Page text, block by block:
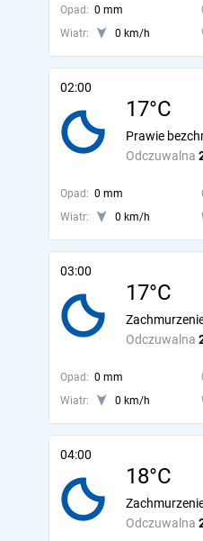
Opad: 0 mm
Wiatr:
0 km/h
02:00
17°C
Odczuwalna
Prawie
Opad: 0 mm
Wiatr:
0 km/h
03:00
17°C
Odczuwalna
Opad: 0 mm
Wiatr:
0 km/h
04:00
18°C
Odczuwalna